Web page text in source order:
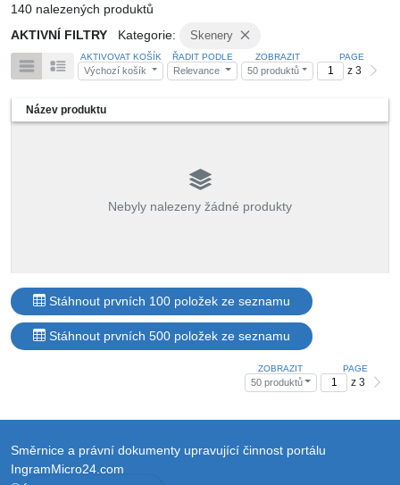
140 nalezených produktů
AKTIVNÍ FILTRY
Kategorie: Skenery
AKTIVOVAT KOŠÍK
Výchozí košík
ŘADIT PODLE
Relevance
ZOBRAZIT
50 produktů
PAGE
z 3
Název produktu
Nebyly nalezeny žádné produkty
Stáhnout prvních 100 položek ze seznamu
Stáhnout prvních 500 položek ze seznamu
ZOBRAZIT
50 produktů
PAGE
z 3
Směrnice a právní dokumenty upravující činnost portálu
IngramMicro24.com